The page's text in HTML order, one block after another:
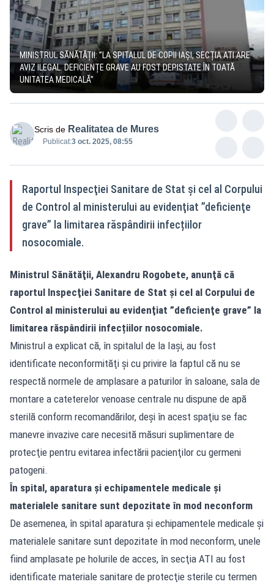
MINISTRUL SĂNĂTĂȚII: ”LA SPITALUL DE COPII IAȘI, SECȚIA ATI ARE
AVIZ ILEGAL. DEFICIENȚE GRAVE AU FOST DEPISTATE ÎN TOATĂ
UNITATEA MEDICALĂ”
Scris de Realitatea de Mures
Publicat:3 oct. 2025, 08:55
Raportul Inspecţiei Sanitare de Stat şi cel al Corpului
de Control al ministerului au evidenţiat ”deficienţe
grave” la limitarea răspândirii infecțiilor
nosocomiale.
Ministrul Sănătăţii, Alexandru Rogobete, anunţă că
raportul Inspecţiei Sanitare de Stat şi cel al Corpului de
Control al ministerului au evidenţiat ”deficienţe grave” la
limitarea răspândirii infecțiilor nosocomiale.
Ministrul a explicat că, în spitalul de la Iaşi, au fost
identificate neconformităţi şi cu privire la faptul că nu se
respectă normele de amplasare a paturilor în saloane, sala de
montare a cateterelor venoase centrale nu dispune de apă
sterilă conform recomandărilor, deşi în acest spaţiu se fac
manevre invazive care necesită măsuri suplimentare de
protecţie pentru evitarea infectării pacienţilor cu germeni
patogeni.
În spital, aparatura şi echipamentele medicale şi
materialele sanitare sunt depozitate în mod neconform
De asemenea, în spital aparatura şi echipamentele medicale şi
materialele sanitare sunt depozitate în mod neconform, unele
fiind amplasate pe holurile de acces, în secţia ATI au fost
identificate materiale sanitare de protecţie sterile cu termen